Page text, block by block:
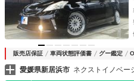
販売店保証 車両状態評価書 グー鑑定
愛媛県新居浜市